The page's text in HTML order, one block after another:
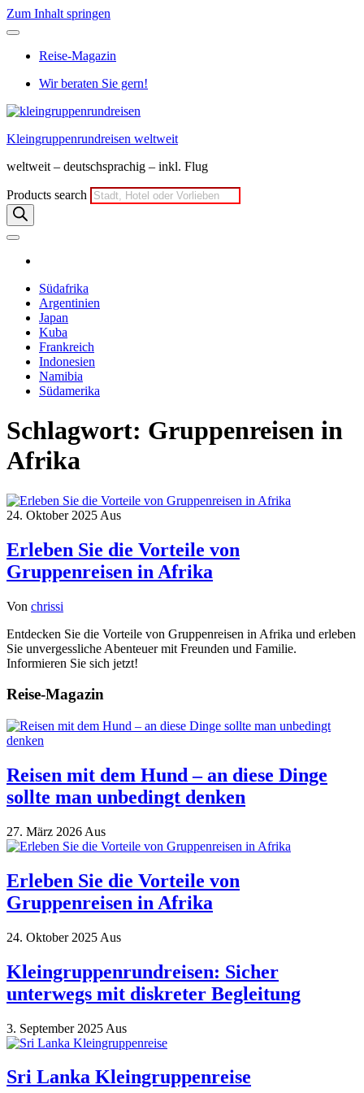
Zum Inhalt springen
Reise-Magazin
Wir beraten Sie gern!
Kleingruppenrundreisen weltweit
weltweit – deutschsprachig – inkl. Flug
Products search
Südafrika
Argentinien
Japan
Kuba
Frankreich
Indonesien
Namibia
Südamerika
Schlagwort: Gruppenreisen in
Afrika
24. Oktober 2025 Aus
Erleben Sie die Vorteile von
Gruppenreisen in Afrika
Von chrissi
Entdecken Sie die Vorteile von Gruppenreisen in Afrika und erleben
Sie unvergessliche Abenteuer mit Freunden und Familie.
Informieren Sie sich jetzt!
Reise-Magazin
Reisen mit dem Hund – an diese Dinge
sollte man unbedingt denken
27. März 2026 Aus
Erleben Sie die Vorteile von
Gruppenreisen in Afrika
24. Oktober 2025 Aus
Kleingruppenrundreisen: Sicher
unterwegs mit diskreter Begleitung
3. September 2025 Aus
Sri Lanka Kleingruppenreise